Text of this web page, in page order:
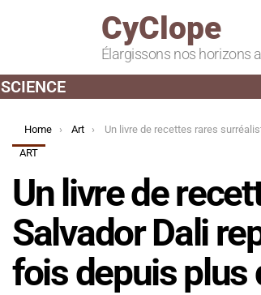
CyClope
Élargissons nos horizons
SCIENCE
You are here:
Home Art
Un livre de recettes rares surréalistes de Salvador Dali republié pour la première fois
ART
Un livre de
Salvador Dali
fois depuis plus